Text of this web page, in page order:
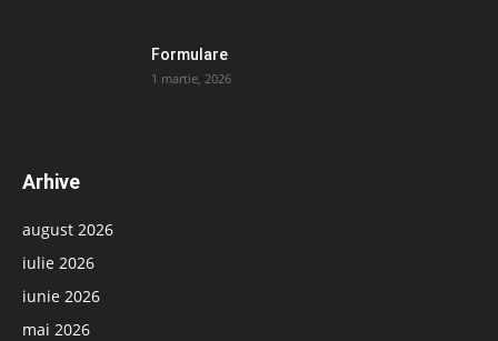
Formulare
1 martie, 2026
Arhive
august 2026
iulie 2026
iunie 2026
mai 2026